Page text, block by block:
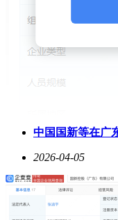
中国国新等在广
2026-04-05